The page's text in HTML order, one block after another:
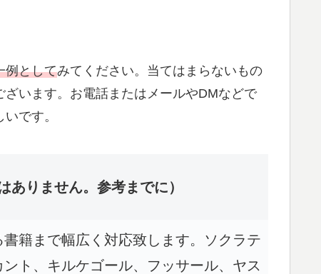
例としてみてください。当てはまらないもの
います。お電話またはメールやDMなどで
です。
ありません。参考までに）
籍まで幅広く対応致します。ソクラテ
ト、キルケゴール、フッサール、ヤス